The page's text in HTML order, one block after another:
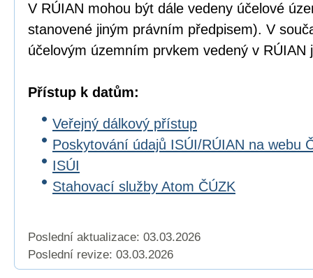
V RÚIAN mohou být dále vedeny účelové
stanovené jiným právním předpisem). V
účelovým územním prvkem vedený v RÚIAN
Přístup k datům:
Veřejný dálkový přístup
Poskytování údajů ISÚI/RÚIAN na webu
ISÚI
Stahovací služby Atom ČÚZK
Poslední aktualizace: 03.03.2026
Poslední revize: 03.03.2026